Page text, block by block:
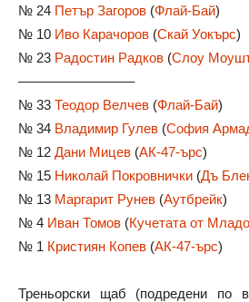
№ 24 Петър Загоров (Флай-Бай)
№ 10 Иво Карачоров (Скай Уокърс)
№ 23 Радостин Радков (Слоу
––––––––––––––––
№ 33 Теодор Велчев (Флай-Бай)
№ 34 Владимир Гулев (София
№ 12 Дани Мицев (АК-47-ърс)
№ 15 Николай Покровнички (Дъ
№ 13 Маргарит Рунев (Аутбрейк)
№ 4 Иван Томов (Кучетата от
№ 1 Кристиян Копев (АК-47-ърс)
Треньорски щаб (подредени по